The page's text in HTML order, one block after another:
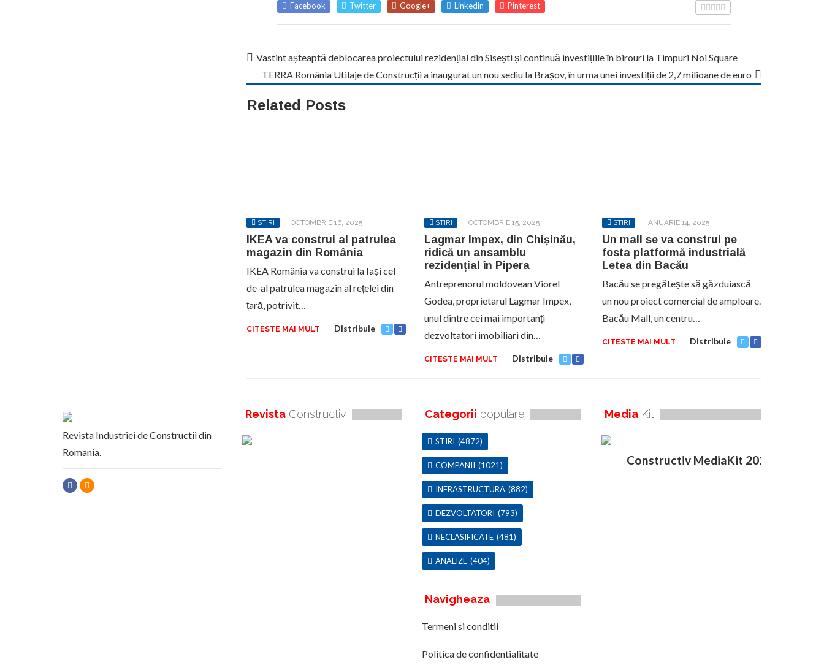
Facebook Twitter Google+ Linkedin Pinterest
Vastint așteaptă deblocarea proiectului rezidențial din Sisești și continuă investițiile în birouri la Timpuri Noi Square
TERRA România Utilaje de Construcții a inaugurat un nou sediu la Brașov, în urma unei investiții de 2,7 milioane de euro
Related Posts
STIRI OCTOMBRIE 16, 2025
IKEA va construi al patrulea
magazin din România
IKEA România va construi la Iași cel
de-al patrulea magazin al rețelei din
țară, potrivit…
CITESTE MAI MULT Distribuie
STIRI OCTOMBRIE 15, 2025
Lagmar Impex, din Chișinău,
ridică un ansamblu
rezidențial în Pipera
Antreprenorul moldovean Viorel
Godea, proprietarul Lagmar Impex,
unul dintre cei mai importanți
dezvoltatori imobiliari din…
CITESTE MAI MULT Distribuie
STIRI IANUARIE 14, 2025
Un mall se va construi pe
fosta platformă industrială
Letea din Bacău
Bacău se pregătește să găzduiască
un nou proiect comercial de amploare.
Bacău Mall, un centru…
CITESTE MAI MULT Distribuie
Revista Industriei de Constructii din
Romania.
Revista Constructiv Categorii populare
STIRI (4872)
COMPANII (1021)
INFRASTRUCTURA (882)
DEZVOLTATORI (793)
NECLASIFICATE (481)
ANALIZE (404)
Navigheaza
Termeni si conditii
Politica de confidentialitate
Media Kit
Constructiv MediaKit 2020